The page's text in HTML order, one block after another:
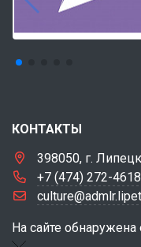
КОНТАКТЫ
398050, г.
+7 (474) 272-4618
На сайте